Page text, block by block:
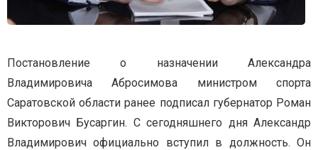
Постановление о назначении Александра
Владимировича Абросимова министром спорта
Саратовской области ранее подписал губернатор Роман
Викторович Бусаргин. С сегодняшнего дня Александр
Владимирович официально вступил в должность. Он